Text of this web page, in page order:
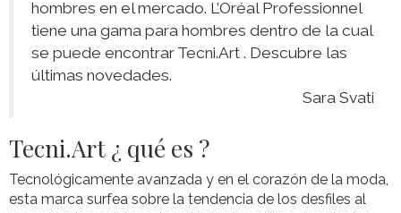
hombres en el mercado. L’Oréal Professionnel
tiene una gama para hombres dentro de la cual
se puede encontrar Tecni.Art . Descubre las
últimas novedades.
Sara Svati
Tecni.Art ¿ qué es ?
Tecnológicamente avanzada y en el corazón de la moda,
esta marca surfea sobre la tendencia de los desfiles al